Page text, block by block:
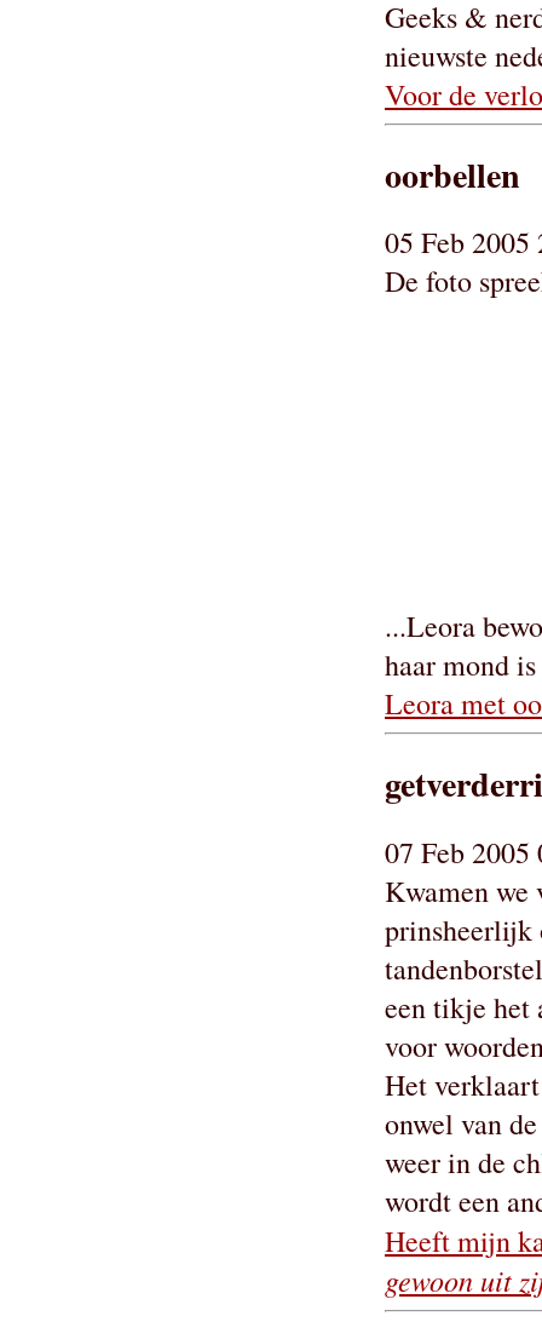
Geeks &
nieuwste
Voor de
oorbellen
05 Feb 2005
De foto
...Leora
haar mond
Leora met
07 Feb 2005
Kwamen we
prinsheerlijk
een tikje het
voor
Het
onwel van
weer in de
wordt een
Heeft mijn
gewoon uit